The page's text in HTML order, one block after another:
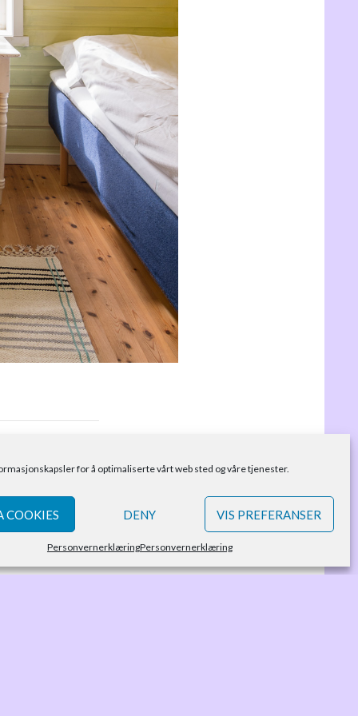
for å optimaliserte vårt web sted og våre tjenester.
COOKIES DENY VIS PREFERANSER
PersonvernerklæringPersonvernerklæring